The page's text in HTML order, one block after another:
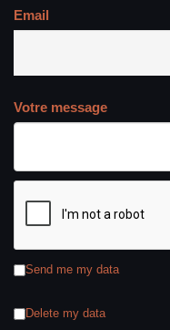
Email
Votre message
Send me my data
Delete my data